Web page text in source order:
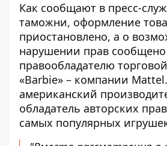
Как сообщают в пресс-
таможни, оформление
приостановлено, а о
нарушении прав сообщено
правообладателю
«Barbie» – компании
американский
обладатель авторских
самых популярных